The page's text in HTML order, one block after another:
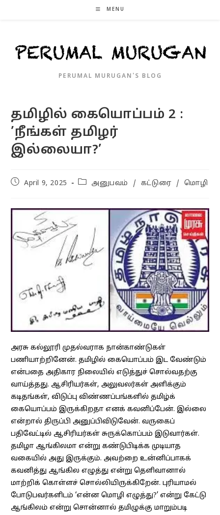
MENU
PERUMAL MURUGAN'S BLOG
தமிழில் கையொப்பம் 2 :
’நீங்கள் தமிழர்
இல்லையா?’
PostApril 9, 2025
Postஅனுபவம் / கட்டுரை / மொழி
அரசு கல்லூரி முதல்வராக நான்காண்டுகள்
பணியாற்றினேன். தமிழில் கையொப்பம் இட வேண்டும்
என்பதை அதிகார நிலையில் எடுத்துச் சொல்வதற்கு
வாய்த்தது. ஆசிரியர்கள், அலுவலர்கள் அளிக்கும்
கடிதங்கள், விடுப்பு விண்ணப்பங்களில் தமிழ்க்
கையொப்பம் இருக்கிறதா எனக் கவனிப்பேன். இல்லை
என்றால் திருப்பி அனுப்பிவிடுவேன். வருகைப்
பதிவேட்டில் ஆசிரியர்கள் சுருக்கொப்பம் இடுவார்கள்.
தமிழா ஆங்கிலமா என்று கண்டுபிடிக்க முடியாத
வகையில் அது இருக்கும். அவற்றை உன்னிப்பாகக்
கவனித்து ஆங்கில எழுத்து என்று தெளிவானால்
மாற்றிக் கொள்ளச் சொல்லியிருக்கிறேன். புரியாமல்
போடுபவர்களிடம் ‘என்ன மொழி எழுத்து?’ என்று கேட்டு
ஆங்கிலம் என்று சொன்னால் தமிழுக்கு மாறும்படி